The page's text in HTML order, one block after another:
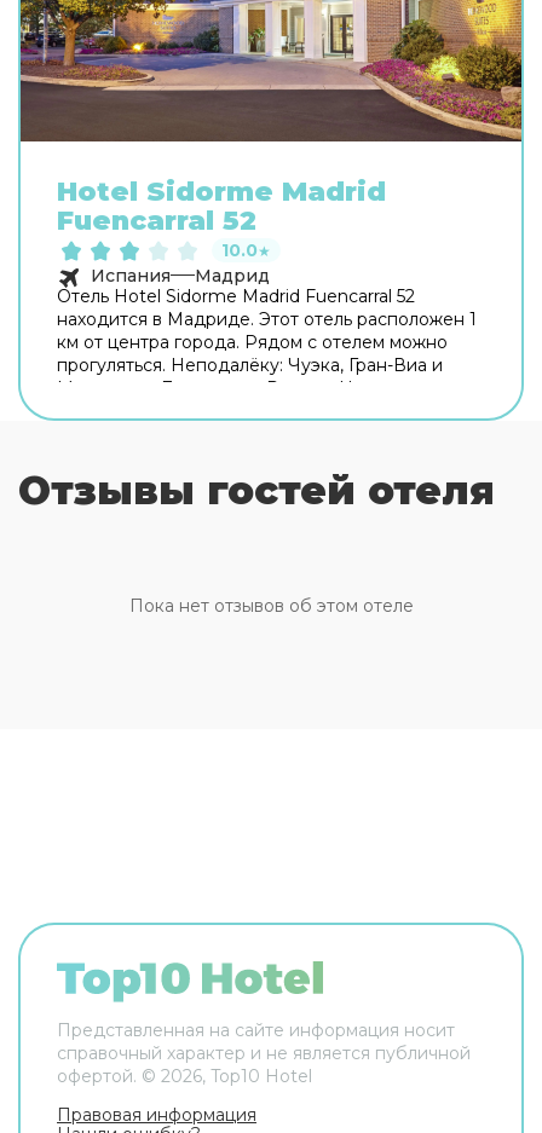
Hotel Sidorme Madrid
Fuencarral 52
10.0★
Испания
Мадрид
Отель Hotel Sidorme Madrid Fuencarral 52
находится в Мадриде. Этот отель расположен 1
км от центра города. Рядом с отелем можно
прогуляться. Неподалёку: Чуэка, Гран-Виа и
Монастырь Дескальсас Реалес. На территории
забронировать экскурсию, обратитесь в
экскурсионное бюро отеля. Удобно для гостей
услуги, пресса, прокат автомобилей, сейф и
консьерж. Сотрудники отеля поддержат беседу
Отзывы гостей отеля
Пока нет отзывов об этом отеле
Представленная на сайте информация носит
справочный характер и не является публичной
офертой. © 2026, Top10 Hotel
Правовая информация